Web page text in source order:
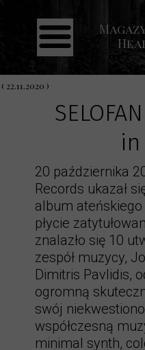
20 października
Records ukazał
album
płycie
znalazło się 10
zespół muzycy,
Dimitris Pavlidis,
ogromną
swój
współczesną
minimal synth,
( 22.11.2020 )
Strona główna
Aktualności
Koncerty